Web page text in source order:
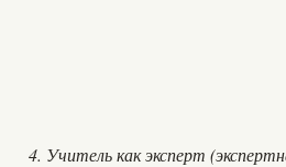
4. Учитель как эксперт